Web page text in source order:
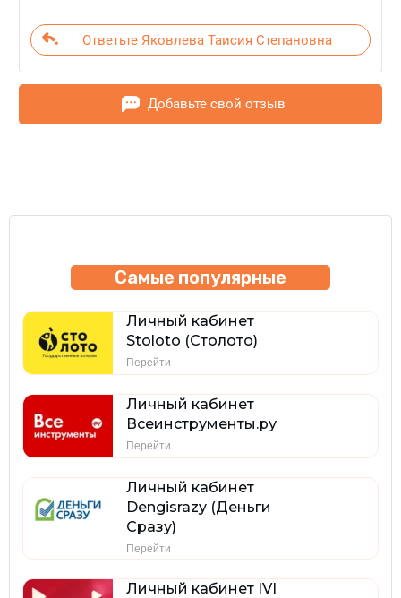
Ответьте Яковлева Таисия Степановна
Добавьте свой отзыв
Самые популярные
Личный кабинет
Stoloto (Столото)
Перейти
Личный кабинет
Всеинструменты.ру
Перейти
Личный кабинет
Dengisrazy (Деньги
Сразу)
Перейти
Личный кабинет IVI